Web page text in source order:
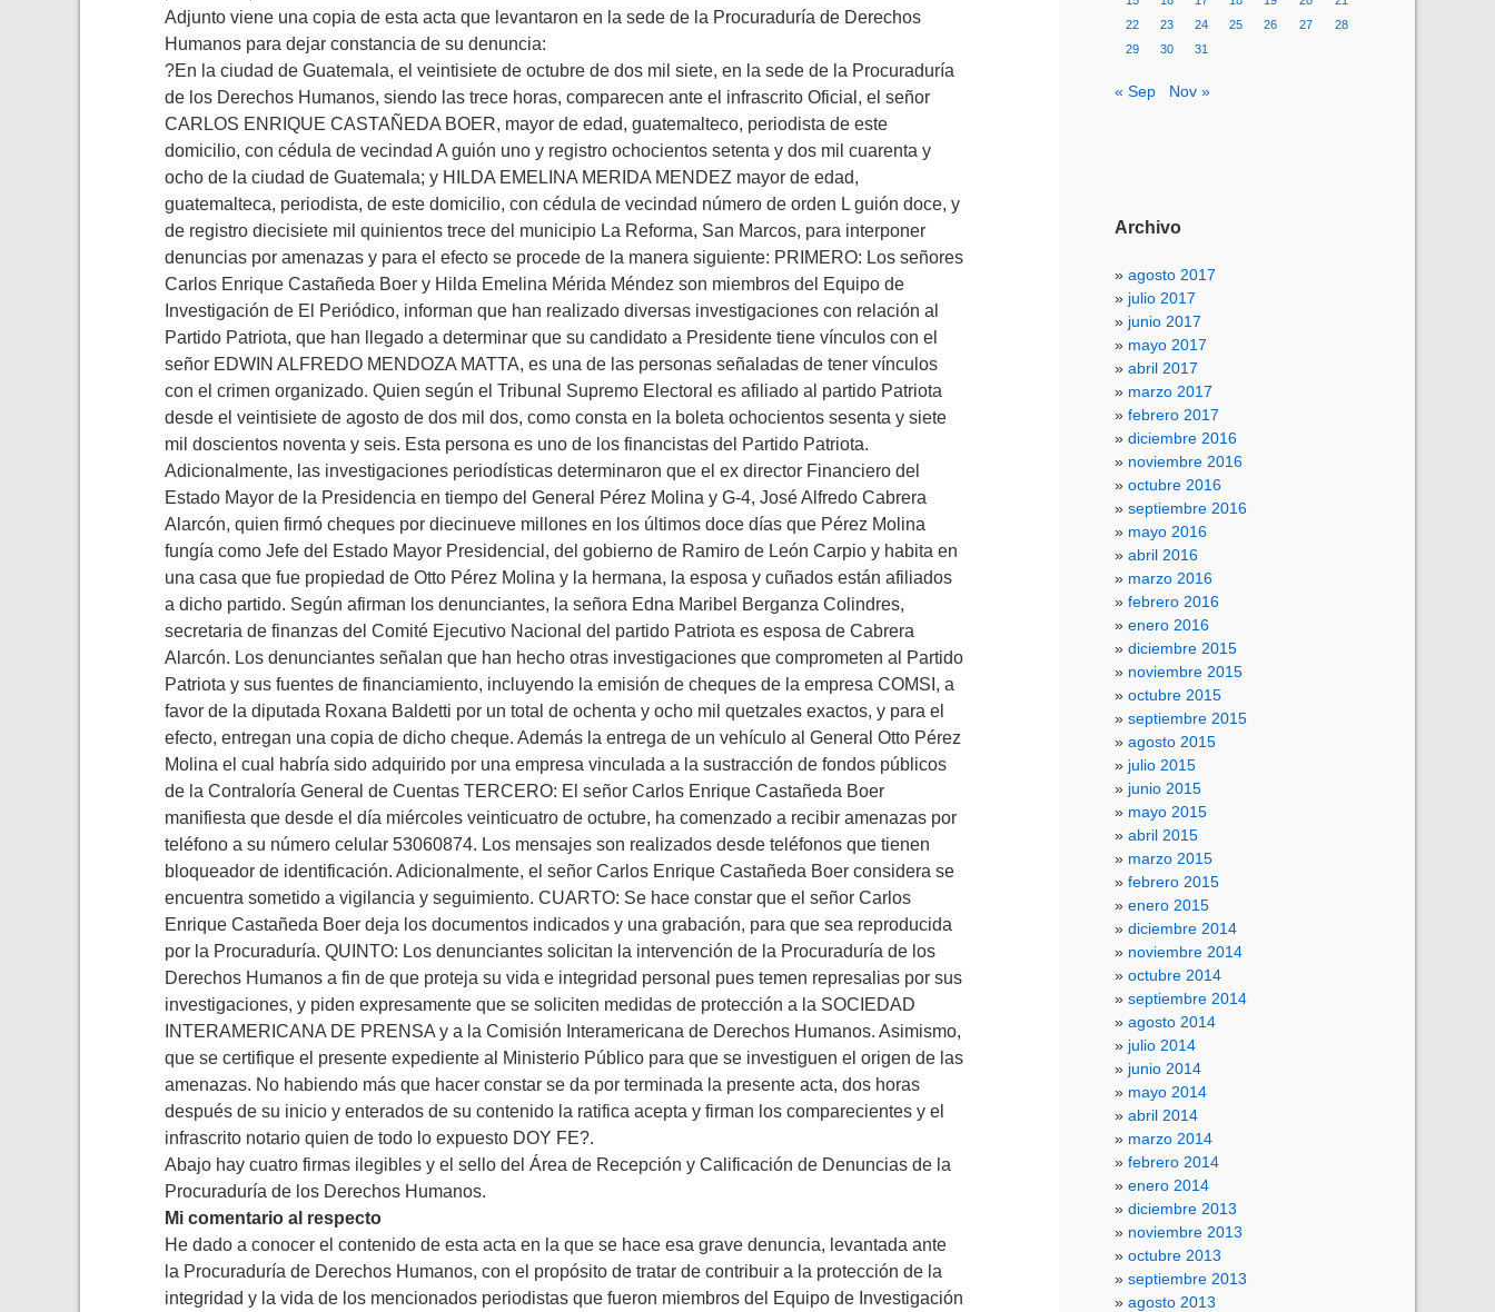
Adjunto viene una copia de esta acta que levantaron en la sede de la Procuraduría de Derechos
Humanos para dejar constancia de su denuncia:
?En la ciudad de Guatemala, el veintisiete de octubre de dos mil siete, en la sede de la Procuraduría
de los Derechos Humanos, siendo las trece horas, comparecen ante el infrascrito Oficial, el señor
CARLOS ENRIQUE CASTAÑEDA BOER, mayor de edad, guatemalteco, periodista de este
domicilio, con cédula de vecindad A guión uno y registro ochocientos setenta y dos mil cuarenta y
ocho de la ciudad de Guatemala; y HILDA EMELINA MERIDA MENDEZ mayor de edad,
guatemalteca, periodista, de este domicilio, con cédula de vecindad número de orden L guión doce, y
de registro diecisiete mil quinientos trece del municipio La Reforma, San Marcos, para interponer
denuncias por amenazas y para el efecto se procede de la manera siguiente: PRIMERO: Los señores
Carlos Enrique Castañeda Boer y Hilda Emelina Mérida Méndez son miembros del Equipo de
Investigación de El Periódico, informan que han realizado diversas investigaciones con relación al
Partido Patriota, que han llegado a determinar que su candidato a Presidente tiene vínculos con el
señor EDWIN ALFREDO MENDOZA MATTA, es una de las personas señaladas de tener vínculos
con el crimen organizado. Quien según el Tribunal Supremo Electoral es afiliado al partido Patriota
desde el veintisiete de agosto de dos mil dos, como consta en la boleta ochocientos sesenta y siete
mil doscientos noventa y seis. Esta persona es uno de los financistas del Partido Patriota.
Adicionalmente, las investigaciones periodísticas determinaron que el ex director Financiero del
Estado Mayor de la Presidencia en tiempo del General Pérez Molina y G-4, José Alfredo Cabrera
Alarcón, quien firmó cheques por diecinueve millones en los últimos doce días que Pérez Molina
fungía como Jefe del Estado Mayor Presidencial, del gobierno de Ramiro de León Carpio y habita en
una casa que fue propiedad de Otto Pérez Molina y la hermana, la esposa y cuñados están afiliados
a dicho partido. Según afirman los denunciantes, la señora Edna Maribel Berganza Colindres,
secretaria de finanzas del Comité Ejecutivo Nacional del partido Patriota es esposa de Cabrera
Alarcón. Los denunciantes señalan que han hecho otras investigaciones que comprometen al Partido
Patriota y sus fuentes de financiamiento, incluyendo la emisión de cheques de la empresa COMSI, a
favor de la diputada Roxana Baldetti por un total de ochenta y ocho mil quetzales exactos, y para el
efecto, entregan una copia de dicho cheque. Además la entrega de un vehículo al General Otto Pérez
Molina el cual habría sido adquirido por una empresa vinculada a la sustracción de fondos públicos
de la Contraloría General de Cuentas TERCERO: El señor Carlos Enrique Castañeda Boer
manifiesta que desde el día miércoles veinticuatro de octubre, ha comenzado a recibir amenazas por
teléfono a su número celular 53060874. Los mensajes son realizados desde teléfonos que tienen
bloqueador de identificación. Adicionalmente, el señor Carlos Enrique Castañeda Boer considera se
encuentra sometido a vigilancia y seguimiento. CUARTO: Se hace constar que el señor Carlos
Enrique Castañeda Boer deja los documentos indicados y una grabación, para que sea reproducida
por la Procuraduría. QUINTO: Los denunciantes solicitan la intervención de la Procuraduría de los
Derechos Humanos a fin de que proteja su vida e integridad personal pues temen represalias por sus
investigaciones, y piden expresamente que se soliciten medidas de protección a la SOCIEDAD
INTERAMERICANA DE PRENSA y a la Comisión Interamericana de Derechos Humanos. Asimismo,
que se certifique el presente expediente al Ministerio Público para que se investiguen el origen de las
amenazas. No habiendo más que hacer constar se da por terminada la presente acta, dos horas
después de su inicio y enterados de su contenido la ratifica acepta y firman los comparecientes y el
infrascrito notario quien de todo lo expuesto DOY FE?.
Abajo hay cuatro firmas ilegibles y el sello del Área de Recepción y Calificación de Denuncias de la
Procuraduría de los Derechos Humanos.
Mi comentario al respecto
He dado a conocer el contenido de esta acta en la que se hace esa grave denuncia, levantada ante
la Procuraduría de Derechos Humanos, con el propósito de tratar de contribuir a la protección de la
integridad y la vida de los mencionados periodistas que fueron miembros del Equipo de Investigación
22
23 24 25 26 27
28
29
30 31
« Sep Nov »
Archivo
agosto 2017
julio 2017
junio 2017
mayo 2017
abril 2017
marzo 2017
febrero 2017
diciembre 2016
noviembre 2016
octubre 2016
septiembre 2016
mayo 2016
abril 2016
marzo 2016
febrero 2016
enero 2016
diciembre 2015
noviembre 2015
octubre 2015
septiembre 2015
agosto 2015
julio 2015
junio 2015
mayo 2015
abril 2015
marzo 2015
febrero 2015
enero 2015
diciembre 2014
noviembre 2014
octubre 2014
septiembre 2014
agosto 2014
julio 2014
junio 2014
mayo 2014
abril 2014
marzo 2014
febrero 2014
enero 2014
diciembre 2013
noviembre 2013
octubre 2013
septiembre 2013
agosto 2013